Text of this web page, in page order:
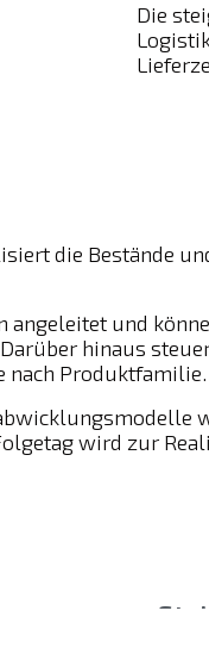
Die
die Bestände
und
hinaus
nach Produktfamilie.
wird zur